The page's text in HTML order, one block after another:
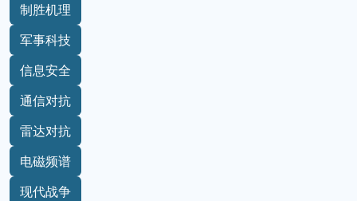
制胜机理
军事科技
信息安全
通信对抗
雷达对抗
电磁频谱
现代战争